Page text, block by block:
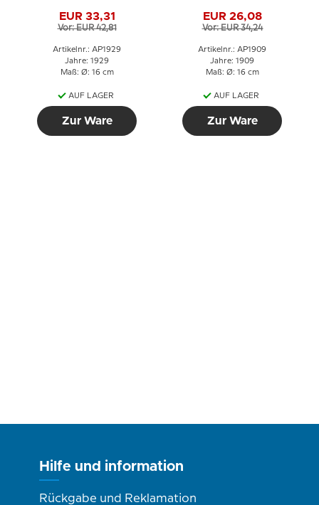
EUR 33,31
Vor: EUR 42,81
Artikelnr.: AP1929
Jahre: 1929
Maß: Ø: 16 cm
AUF LAGER
Zur Ware
EUR 26,08
Vor: EUR 34,24
Artikelnr.: AP1909
Jahre: 1909
Maß: Ø: 16 cm
AUF LAGER
Zur Ware
Hilfe und information
Rückgabe und Reklamation